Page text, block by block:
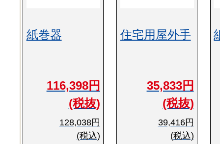
紙巻器
116,398円
(税抜)
128,038円
(税込)
住宅用屋外手
35,833円
(税抜)
39,416円
(税込)